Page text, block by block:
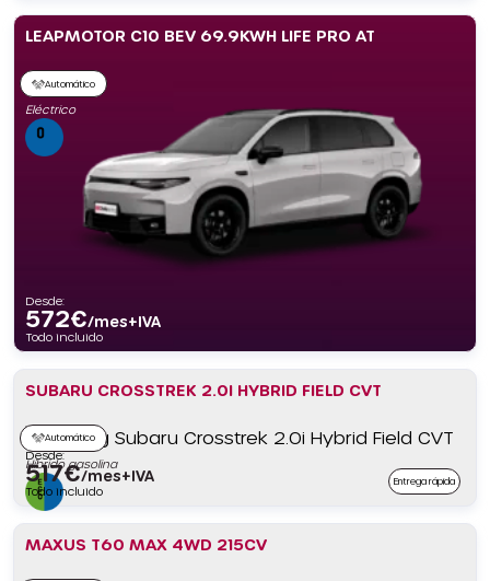
LEAPMOTOR C10 BEV 69.9KWH LIFE PRO AT
Automático
Eléctrico
Desde:
572€/mes+IVA
Todo incluido
SUBARU CROSSTREK 2.0I HYBRID FIELD CVT
Automático
Híbrido gasolina
Desde:
517€/mes+IVA
Todo incluido
Entrega rápida
MAXUS T60 MAX 4WD 215CV